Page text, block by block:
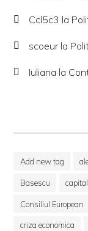
Ccl5c3 la
scoeur la
Iuliana la
Add new tag
Basescu
Consiliul European
criza economica